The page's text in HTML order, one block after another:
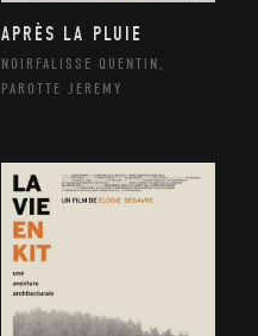
APRÈS LA PLUIE
NOIRFALISSE QUENTIN,
PAROTTE JEREMY